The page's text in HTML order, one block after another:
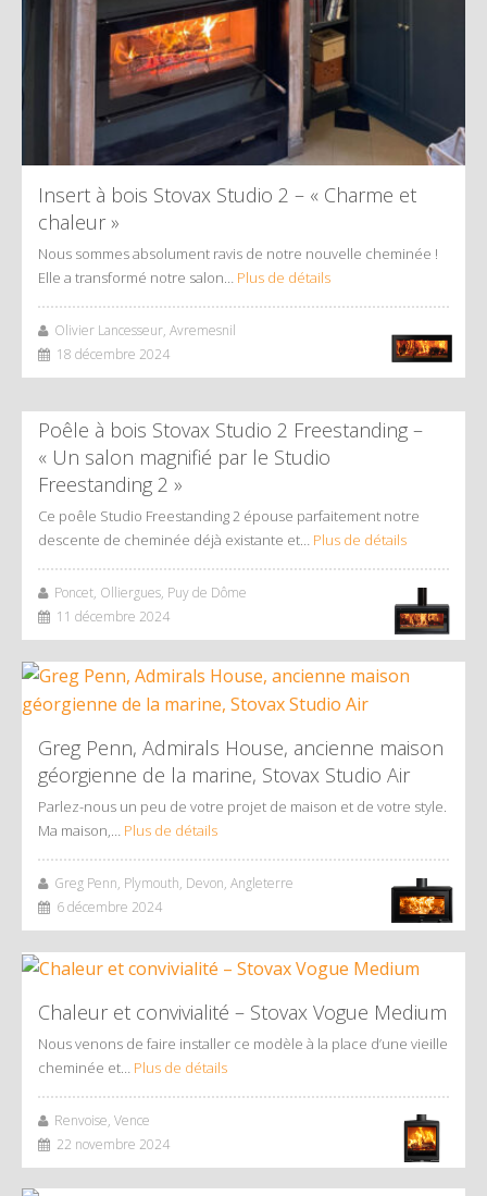
Insert à bois Stovax Studio 2 – « Charme et
chaleur »
Nous sommes absolument ravis de notre nouvelle cheminée !
Elle a transformé notre salon… Plus de détails
Olivier Lancesseur, Avremesnil
18 décembre 2024
Poêle à bois Stovax Studio 2 Freestanding –
« Un salon magnifié par le Studio
Freestanding 2 »
Ce poêle Studio Freestanding 2 épouse parfaitement notre
descente de cheminée déjà existante et… Plus de détails
Poncet, Olliergues, Puy de Dôme
11 décembre 2024
Greg Penn, Admirals House, ancienne maison
géorgienne de la marine, Stovax Studio Air
Parlez-nous un peu de votre projet de maison et de votre style.
Ma maison,… Plus de détails
Greg Penn, Plymouth, Devon, Angleterre
6 décembre 2024
Chaleur et convivialité – Stovax Vogue Medium
Nous venons de faire installer ce modèle à la place d’une vieille
cheminée et… Plus de détails
Renvoise, Vence
22 novembre 2024